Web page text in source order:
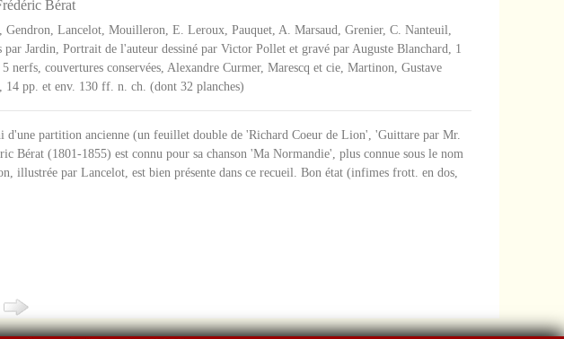
Bérat
Lancelot, Mouilleron, E. Leroux, Pauquet, A. Marsaud, Grenier, C. Nanteuil,
Jardin, Portrait de l'auteur dessiné par Victor Pollet et gravé par Auguste Blanchard, 1
couvertures conservées, Alexandre Curmer, Marescq et cie, Martinon, Gustave
pp. et env. 130 ff. n. ch. (dont 32 planches)
d'une partition ancienne (un feuillet double de 'Richard Coeur de Lion', 'Guittare par Mr.
Bérat (1801-1855) est connu pour sa chanson 'Ma Normandie', plus connue sous le nom
illustrée par Lancelot, est bien présente dans ce recueil. Bon état (infimes frott. en dos,